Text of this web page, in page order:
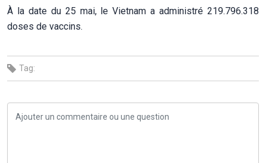
À la date du 25 mai, le Vietnam a administré 219.796.318
doses de vaccins.
Tag: